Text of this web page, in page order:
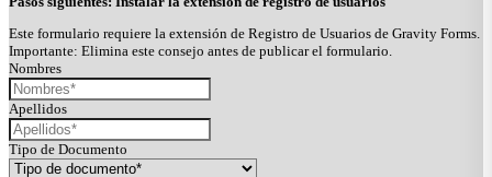
Este formulario requiere la extensión de Registro de Usuarios de Gravity Forms.
Importante: Elimina este consejo antes de publicar el formulario.
Nombres
Apellidos
Tipo de Documento